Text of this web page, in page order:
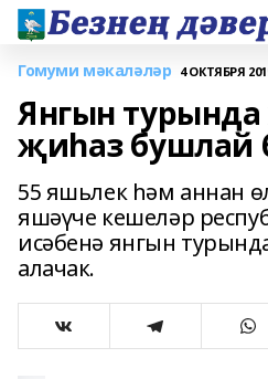
Гомуми мәкаләләр 4 ОКТЯБРЯ
Янгын турында
җиһаз бушлай
55 яшьлек һәм аннан
яшәүче кешеләр
исәбенә янгын
алачак.